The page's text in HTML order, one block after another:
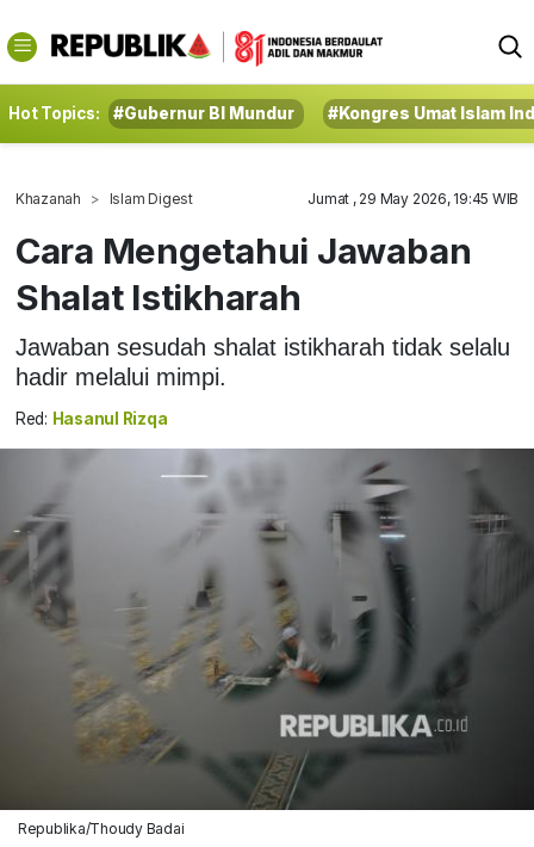
Hot Topics: #Gubernur BI Mundur #Kongres Umat Islam
Khazanah Islam Digest Jumat , 29 May 2026, 19:45 WIB
Cara Mengetahui Jawaban
Shalat Istikharah
Jawaban sesudah shalat istikharah tidak selalu
hadir melalui mimpi.
Red: Hasanul Rizqa
Republika/Thoudy Badai